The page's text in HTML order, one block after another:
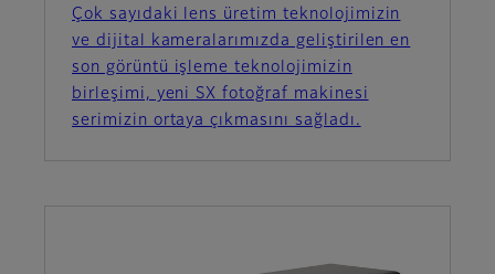
Çok sayıdaki lens üretim teknolojimizin
ve dijital kameralarımızda geliştirilen en
son görüntü işleme teknolojimizin
birleşimi, yeni SX fotoğraf makinesi
serimizin ortaya çıkmasını sağladı.